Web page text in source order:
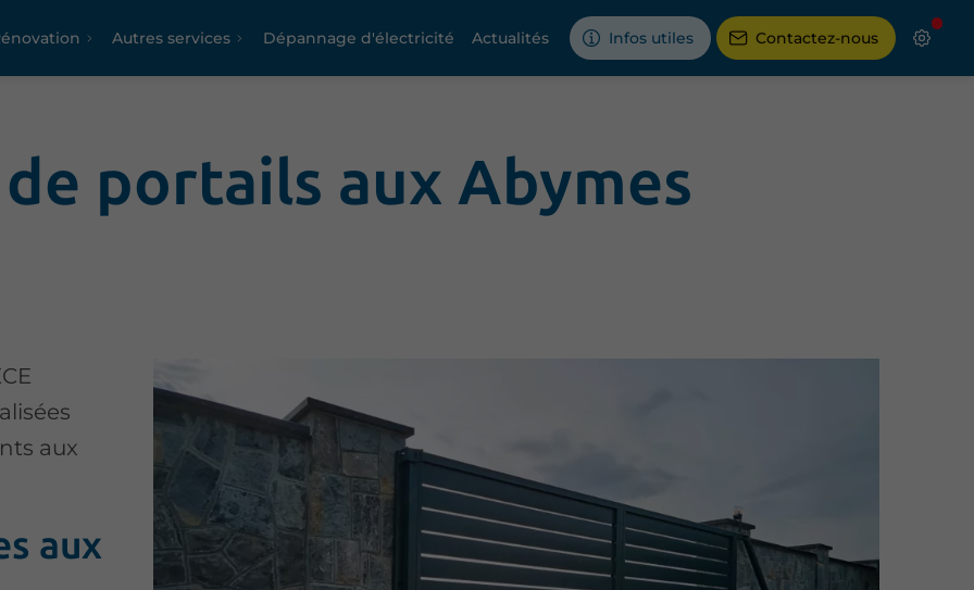
Autres services Dépannage d'électricité Actualités Infos utiles Contactez-nous
portails aux Abymes
aux
aux